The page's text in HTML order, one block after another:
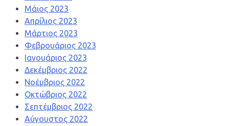
Μάιος 2023
Απρίλιος 2023
Μάρτιος 2023
Φεβρουάριος 2023
Ιανουάριος 2023
Δεκέμβριος 2022
Νοέμβριος 2022
Οκτώβριος 2022
Σεπτέμβριος 2022
Αύγουστος 2022